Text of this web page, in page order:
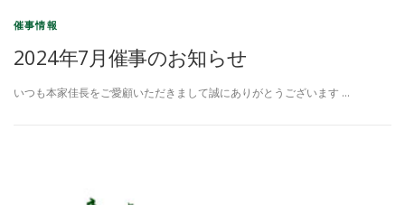
催事情報
2024年7月催事のお知らせ
いつも本家佳長をご愛顧いただきまして誠にありがとうございます …